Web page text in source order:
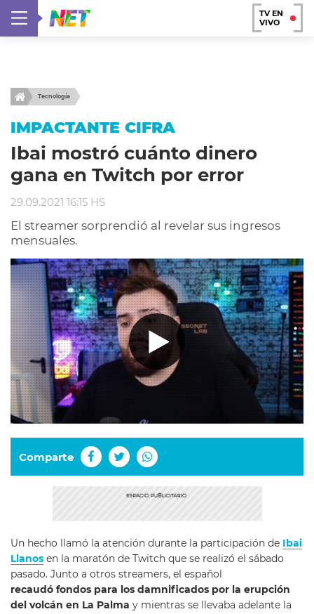
TV EN
VIVO
Tecnología
IMPACTANTE CIFRA
Ibai mostró cuánto dinero
gana en Twitch por error
29.09.2021 16:15 HS
El streamer sorprendió al revelar sus ingresos
mensuales.
Comparte
Un hecho llamó la atención durante la participación de Ibai
Llanos en la maratón de Twitch que se realizó el sábado
pasado. Junto a otros streamers, el español
recaudó fondos para los damnificados por la erupción
del volcán en La Palma y mientras se llevaba adelante la